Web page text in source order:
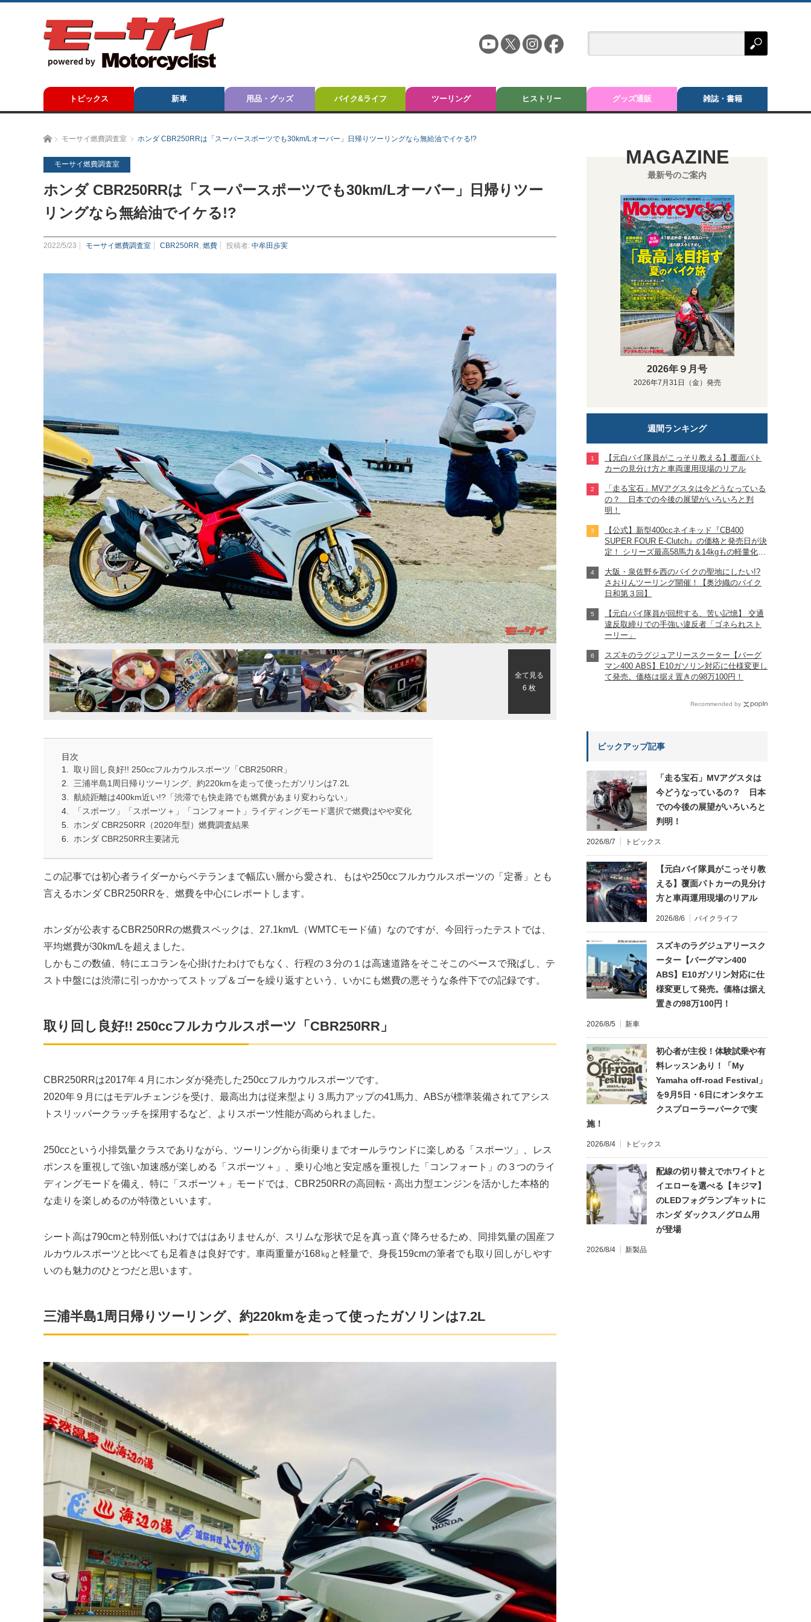
トピックス 新車 用品・グッズ バイク&ライフ ツーリング ヒストリー グッズ通販 雑誌・書籍
ホームモーサイ燃費調査室 ホンダ CBR250RRは「スーパースポーツでも30km/Lオーバー」日帰りツーリングなら無給油でイケる!?
モーサイ燃費調査室
ホンダ CBR250RRは「スーパースポーツでも30km/Lオーバー」日帰りツー
リングなら無給油でイケる!?
2022/5/23 モーサイ燃費調査室 CBR250RR 燃費 投稿者: 中牟田歩実
全て見る
6 枚
目次
取り回し良好!! 250ccフルカウルスポーツ「CBR250RR」
三浦半島1周日帰りツーリング、約220kmを走って使ったガソリンは7.2L
航続距離は400km近い!?「渋滞でも快走路でも燃費があまり変わらない」
「スポーツ」「スポーツ＋」「コンフォート」ライディングモード選択で燃費はやや変化
ホンダ CBR250RR（2020年型）燃費調査結果
ホンダ CBR250RR主要諸元
この記事では初心者ライダーからベテランまで幅広い層から愛され、もはや250ccフルカウルスポーツの「定番」とも
言えるホンダ CBR250RRを、燃費を中心にレポートします。
ホンダが公表するCBR250RRの燃費スペックは、27.1km/L（WMTCモード値）なのですが、今回行ったテストでは、
平均燃費が30km/Lを超えました。
しかもこの数値、特にエコランを心掛けたわけでもなく、行程の３分の１は高速道路をそこそこのペースで飛ばし、テ
スト中盤には渋滞に引っかかってストップ＆ゴーを繰り返すという、いかにも燃費の悪そうな条件下での記録です。
取り回し良好!! 250ccフルカウルスポーツ「CBR250RR」
CBR250RRは2017年４月にホンダが発売した250ccフルカウルスポーツです。
2020年９月にはモデルチェンジを受け、最高出力は従来型より３馬力アップの41馬力、ABSが標準装備されてアシス
トスリッパークラッチを採用するなど、よりスポーツ性能が高められました。
250ccという小排気量クラスでありながら、ツーリングから街乗りまでオールラウンドに楽しめる「スポーツ」、レス
ポンスを重視して強い加速感が楽しめる「スポーツ＋」、乗り心地と安定感を重視した「コンフォート」の３つのライ
ディングモードを備え、特に「スポーツ＋」モードでは、CBR250RRの高回転・高出力型エンジンを活かした本格的
な走りを楽しめるのが特徴といいます。
シート高は790cmと特別低いわけでははありませんが、スリムな形状で足を真っ直ぐ降ろせるため、同排気量の国産フ
ルカウルスポーツと比べても足着きは良好です。車両重量が168㎏と軽量で、身長159cmの筆者でも取り回しがしやす
いのも魅力のひとつだと思います。
三浦半島1周日帰りツーリング、約220kmを走って使ったガソリンは7.2L
MAGAZINE
最新号のご案内
2026年９月号
2026年7月31日（金）発売
週間ランキング
【元白バイ隊員がこっそり教える】覆面パト
カーの見分け方と車両運用現場のリアル
「走る宝石」MVアグスタは今どうなっている
の？ 日本での今後の展望がいろいろと判
明！
【公式】新型400ccネイキッド『CB400
SUPER FOUR E-Clutch』の価格と発売日が決
定！ シリーズ最高58馬力＆14kgもの軽量化!?
【Honda2026新車ニュース】
大阪・泉佐野を西のバイクの聖地にしたい!?
さおりんツーリング開催！【奥沙織のバイク
日和第３回】
【元白バイ隊員が回想する、苦い記憶】 交通
違反取締りでの手強い違反者「ゴネられスト
ーリー」
スズキのラグジュアリースクーター【バーグ
マン400 ABS】E10ガソリン対応に仕様変更し
て発売。価格は据え置きの98万100円！
Recommended by
ピックアップ記事
「走る宝石」MVアグスタは
今どうなっているの？ 日本
での今後の展望がいろいろと
判明！
2026/8/7 トピックス
【元白バイ隊員がこっそり教
える】覆面パトカーの見分け
方と車両運用現場のリアル
2026/8/6 バイクライフ
スズキのラグジュアリースク
ーター【バーグマン400
ABS】E10ガソリン対応に仕
様変更して発売。価格は据え
置きの98万100円！
2026/8/5 新車
初心者が主役！体験試乗や有
料レッスンあり！「My
Yamaha off-road Festival」
を9月5日・6日にオンタケエ
クスプローラーパークで実
施！
2026/8/4 トピックス
配線の切り替えでホワイトと
イエローを選べる【キジマ】
のLEDフォグランプキットに
ホンダ ダックス／グロム用
が登場
2026/8/4 新製品